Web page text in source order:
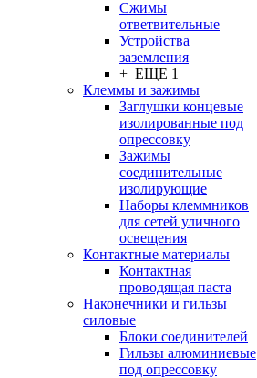
Сжимы
ответвительные
Устройства
заземления
+ ЕЩЕ 1
Клеммы и зажимы
Заглушки концевые
изолированные под
опрессовку
Зажимы
соединительные
изолирующие
Наборы клеммников
для сетей уличного
освещения
Контактные материалы
Контактная
проводящая паста
Наконечники и гильзы
силовые
Блоки соединителей
Гильзы алюминиевые
под опрессовку